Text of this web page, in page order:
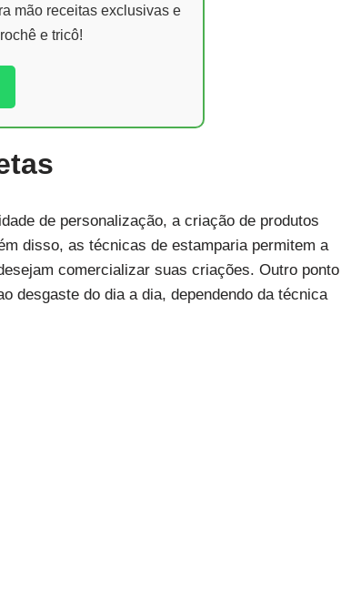
mão receitas exclusivas e
e tricô!
de personalização, a criação de produtos
disso, as técnicas de estamparia permitem a
comercializar suas criações. Outro ponto
desgaste do dia a dia, dependendo da técnica